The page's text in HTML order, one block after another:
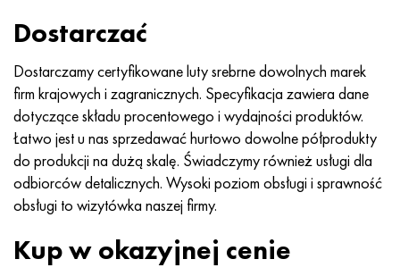
Dostarczać
Dostarczamy certyfikowane luty srebrne dowolnych marek
firm krajowych i zagranicznych. Specyfikacja zawiera dane
dotyczące składu procentowego i wydajności produktów.
Łatwo jest u nas sprzedawać hurtowo dowolne półprodukty
do produkcji na dużą skalę. Świadczymy również usługi dla
odbiorców detalicznych. Wysoki poziom obsługi i sprawność
obsługi to wizytówka naszej firmy.
Kup w okazyjnej cenie
Udimet 500
Udimet 720